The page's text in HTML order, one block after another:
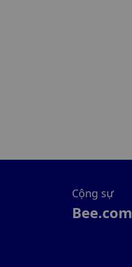
Cộng sự
Bee.com